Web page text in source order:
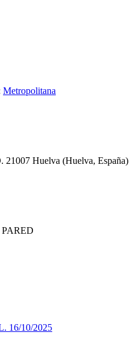
Metropolitana
. 21007 Huelva (Huelva, España)
16/10/2025